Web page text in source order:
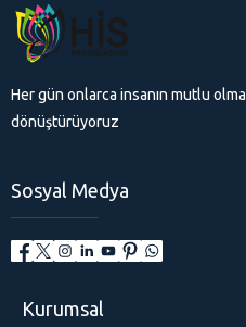
Her gün onlarca insanın mutlu
dönüştürüyoruz
Sosyal Medya
Kurumsal